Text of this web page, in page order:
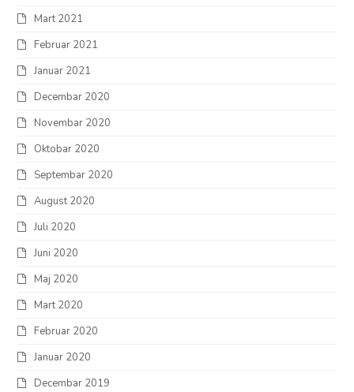
Mart 2021
Februar 2021
Januar 2021
Decembar 2020
Novembar 2020
Oktobar 2020
Septembar 2020
August 2020
Juli 2020
Juni 2020
Maj 2020
Mart 2020
Februar 2020
Januar 2020
Decembar 2019